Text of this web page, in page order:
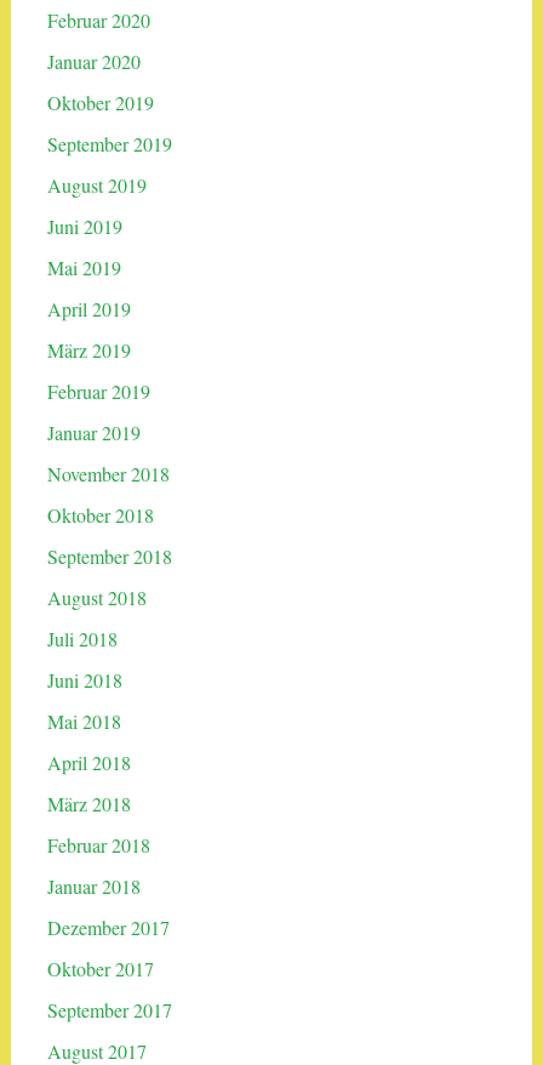
Februar 2020
Januar 2020
Oktober 2019
September 2019
August 2019
Juni 2019
Mai 2019
April 2019
März 2019
Februar 2019
Januar 2019
November 2018
Oktober 2018
September 2018
August 2018
Juli 2018
Juni 2018
Mai 2018
April 2018
März 2018
Februar 2018
Januar 2018
Dezember 2017
Oktober 2017
September 2017
August 2017